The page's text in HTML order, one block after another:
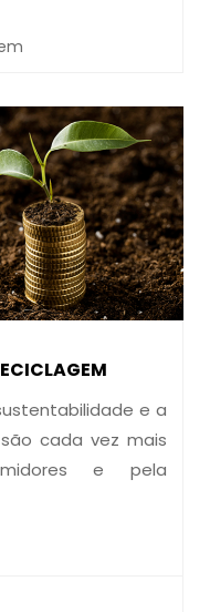
e a
cada vez mais
e pela